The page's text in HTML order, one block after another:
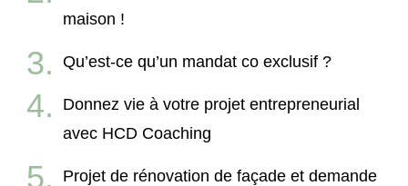
maison !
Qu’est-ce qu’un mandat co exclusif ?
Donnez vie à votre projet entrepreneurial
avec HCD Coaching
Projet de rénovation de façade et demande